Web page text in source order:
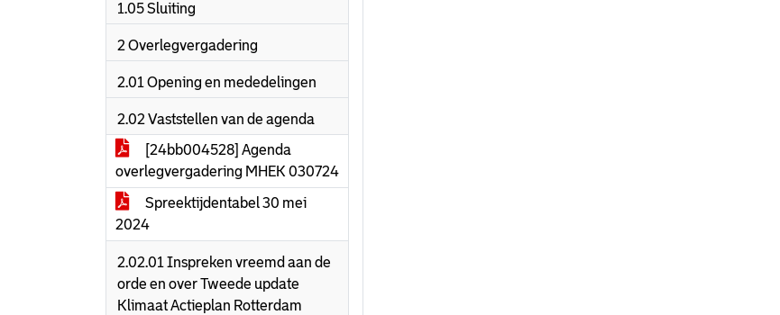
1.05 Sluiting
2 Overlegvergadering
2.01 Opening en mededelingen
2.02 Vaststellen van de agenda
[24bb004528] Agenda
overlegvergadering MHEK 030724
Spreektijdentabel 30 mei
2024
2.02.01 Inspreken vreemd aan de
orde en over Tweede update
Klimaat Actieplan Rotterdam